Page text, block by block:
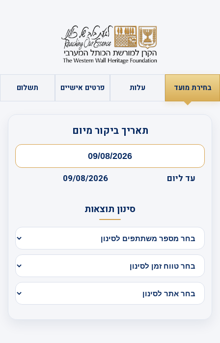
בחירת מועד עלות פרטים אישיים תשלום
תאריך ביקור מיום
עד ליום 09/08/2026
סינון תוצאות